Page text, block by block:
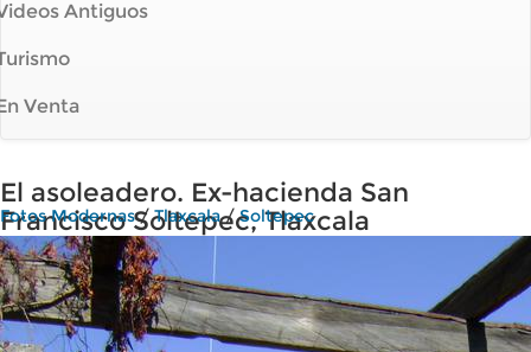
Antiguos
Venta
El asoleadero. Ex-hacienda San
Francisco Soltepec, Tlaxcala
Fotos Modernas/Tlaxcala/Soltepec